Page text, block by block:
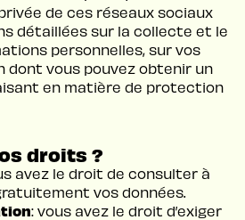
de ces réseaux sociaux
détaillées sur la collecte et le
personnelles, sur vos
dont vous pouvez obtenir un
en matière de protection
droits ?
avez le droit de consulter à
vos données.
: vous avez le droit d’exiger